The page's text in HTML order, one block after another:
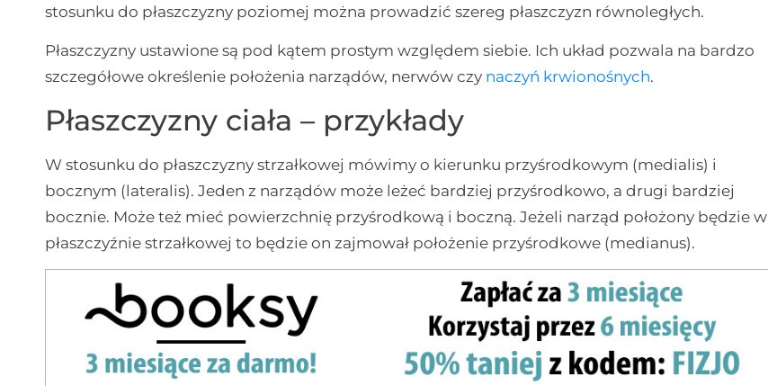
stosunku do płaszczyzny poziomej można prowadzić szereg płaszczyzn równoległych.
Płaszczyzny ustawione są pod kątem prostym względem siebie. Ich układ pozwala na bardzo
szczegółowe określenie położenia narządów, nerwów czy naczyń krwionośnych.
Płaszczyzny ciała – przykłady
W stosunku do płaszczyzny strzałkowej mówimy o kierunku przyśrodkowym (medialis) i
bocznym (lateralis). Jeden z narządów może leżeć bardziej przyśrodkowo, a drugi bardziej
bocznie. Może też mieć powierzchnię przyśrodkową i boczną. Jeżeli narząd położony będzie w
płaszczyźnie strzałkowej to będzie on zajmował położenie przyśrodkowe (medianus).